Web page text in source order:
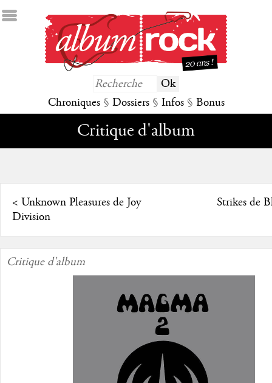
Chroniques § Dossiers § Infos § Bonus
Critique d'album
< Unknown Pleasures de Joy
Division
Strikes de
Critique d'album